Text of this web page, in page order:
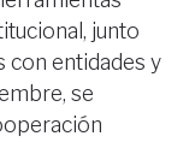
junto
con entidades y
se